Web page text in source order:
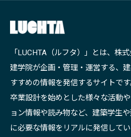
「LUCHTA（ルフタ）」とは、株
建学院が企画・管理・運営する、
すすめの情報を発信するサイトで
卒業設計を始めとした様々な活動
ョン情報や読み物など、建築学生
に必要な情報をリアルに発信して